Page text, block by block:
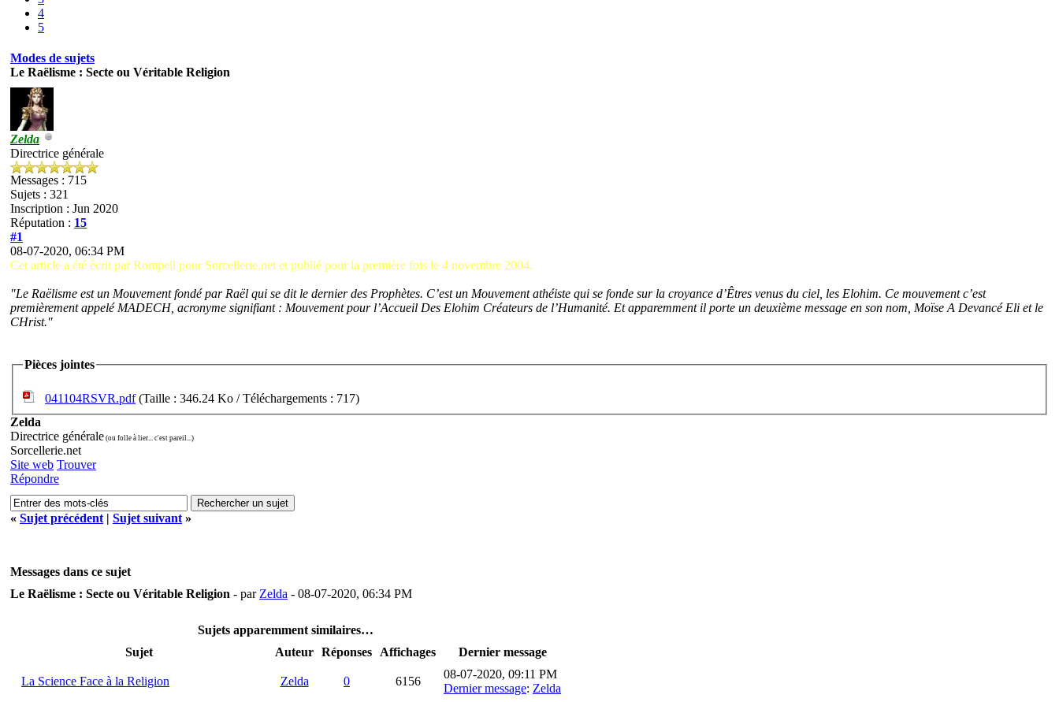
4
5
Modes de sujets
Le Raëlisme : Secte ou Véritable Religion
Zelda
Directrice générale
Messages : 715
Sujets : 321
Inscription : Jun 2020
Réputation : 15
#1
08-07-2020, 06:34 PM
Cet article a été écrit par Rompell pour Sorcellerie.net et publié pour la première fois le 4 novembre 2004.
"Le Raëlisme est un Mouvement fondé par Raël qui se dit le dernier des Prophètes. C’est un Mouvement athéiste qui se fonde sur la croyance d’Êtres venus du ciel, les Elohim. Ce mouvement c’est
premièrement appelé MADECH, acronyme signifiant : Mouvement pour l’Accueil Des Elohim Créateurs de l’Humanité. Et apparemment il porte un deuxième message en son nom, Moïse A Devancé Eli et le
CHrist."
Pièces jointes
041104RSVR.pdf(Taille : 346.24 Ko / Téléchargements : 717)
Zelda
Directrice générale (ou folle à lier... c'est pareil...)
Sorcellerie.net
Site web Trouver
Répondre
« Sujet précédent | Sujet suivant »
Messages dans ce sujet
Le Raëlisme : Secte ou Véritable Religion - par Zelda - 08-07-2020, 06:34 PM
Sujets apparemment similaires…
Sujet
Auteur Réponses Affichages Dernier message
La Science Face à la Religion Zelda 0 6156
08-07-2020, 09:11 PM
Dernier message: Zelda